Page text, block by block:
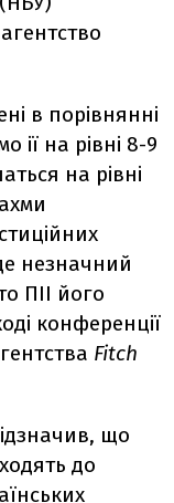
в порівнянні
ії на рівні 8-9
на рівні
незначний
ПІІ його
конференції
Fitch
що
до